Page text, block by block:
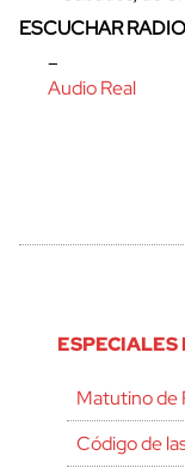
ESCUCHAR
–
Audio Real
ESPECIALES
Matutino de
Código de